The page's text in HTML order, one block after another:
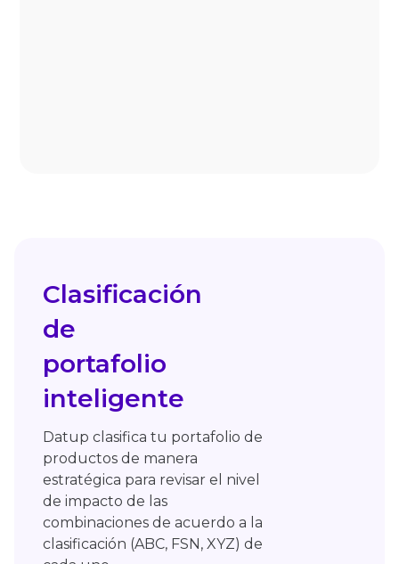
Clasificación
de
portafolio
inteligente
Datup clasifica tu portafolio de
productos de manera
estratégica para revisar el nivel
de impacto de las
combinaciones de acuerdo a la
clasificación (ABC, FSN, XYZ) de